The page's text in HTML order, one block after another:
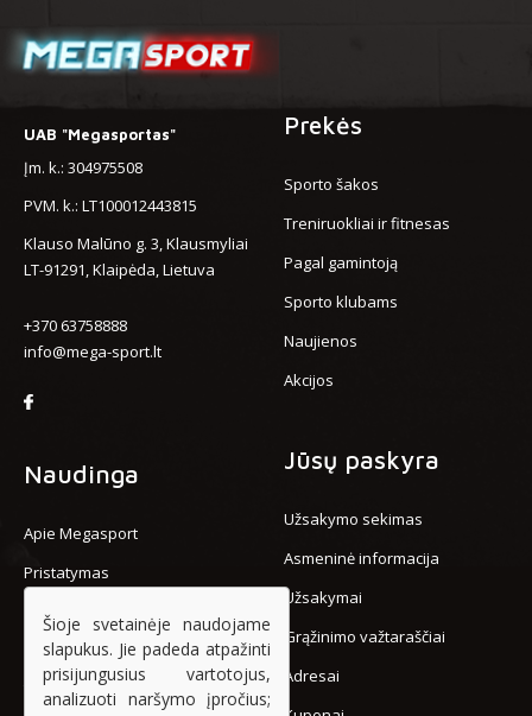
UAB "Megasportas"
Įm. k.: 304975508
PVM. k.: LT100012443815
Klauso Malūno g. 3, Klausmyliai
LT-91291, Klaipėda, Lietuva
+370 63758888
info@mega-sport.lt
Prekės
Sporto šakos
Treniruokliai ir fitnesas
Pagal gamintoją
Sporto klubams
Naujienos
Akcijos
Naudinga
Apie Megasport
Pristatymas
Atsiskaitymas
Privatumo politika
Taisyklės ir sąlygos
Jūsų paskyra
Užsakymo sekimas
Asmeninė informacija
Užsakymai
Grąžinimo važtaraščiai
Adresai
Šioje svetainėje naudojame
slapukus. Jie padeda atpažinti
prisijungusius vartotojus,
analizuoti naršymo įpročius;